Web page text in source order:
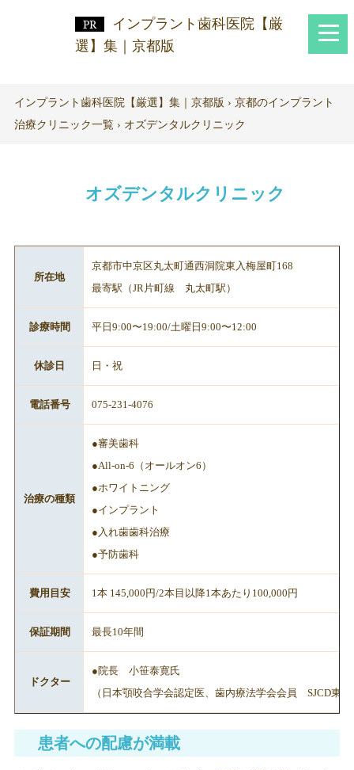
インプラント歯科医院【厳
選】集｜京都版
インプラント歯科医院【厳選】集｜京都版 › 京都のインプラント
治療クリニック一覧 › オズデンタルクリニック
オズデンタルクリニック
所在地
京都市中京区丸太町通西洞院東入梅屋町168
最寄駅（JR片町線 丸太町駅）
診療時間 平日9:00〜19:00/土曜日9:00〜12:00
休診日 日・祝
電話番号 075-231-4076
治療の種類
●審美歯科
●All-on-6（オールオン6）
●ホワイトニング
●インプラント
●入れ歯歯科治療
●予防歯科
費用目安 1本 145,000円/2本目以降1本あたり100,000円
保証期間 最長10年間
ドクター
●院長 小笹泰寛氏
（日本顎咬合学会認定医、歯内療法学会会員 SJCD東
患者への配慮が満載